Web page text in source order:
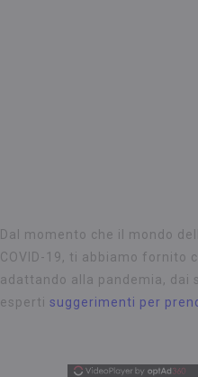
Dal momento che il mondo
COVID-19, ti abbiamo fornito
adattando alla pandemia, dai
esperti suggerimenti per